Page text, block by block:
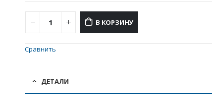
В КОРЗИНУ
Сравнить
ДЕТАЛИ